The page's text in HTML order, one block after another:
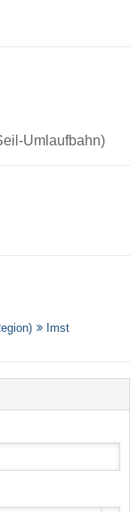
Umlaufbahn)
Imst